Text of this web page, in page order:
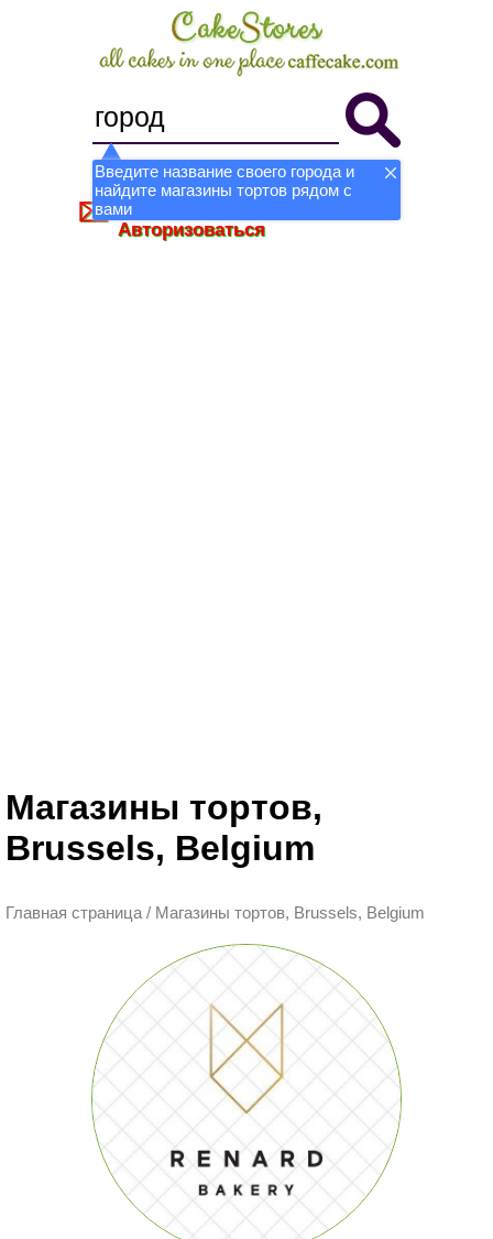
Введите название своего города и
найдите магазины тортов рядом с
вамиСтать магазином
Авторизоваться
Магазины тортов,
Brussels, Belgium
Главная страница / Магазины тортов, Brussels, Belgium